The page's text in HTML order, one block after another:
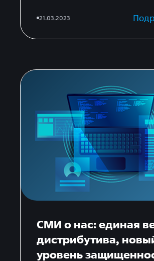
21.03.2023
СМИ о нас: единая
дистрибутива,
уровень